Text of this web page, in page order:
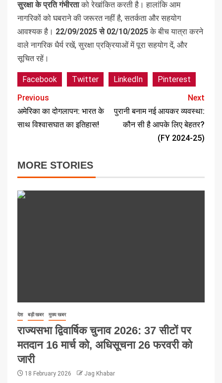
सुरक्षा के प्रति गंभीरताको रेखांकित करती है। हालांकि आम
नागरिकों को घबराने की जरूरत नहीं है, सतर्कता और सहयोग
आवश्यक है। 22/09/2025 से 02/10/2025के बीच यात्रा करने
वाले नागरिक धैर्य रखें, सुरक्षा प्रक्रियाओं में पूरा सहयोग दें, और
सूचित रहें।
Facebook Twitter LinkedIn
Pinterest
Previous
अमेरिका का दोगलापन: भारत के
साथ विश्वासघात का इतिहास!
Next
पुरानी बनाम नई आयकर व्यवस्था:
कौन सी है आपके लिए बेहतर?
(FY 2024-25)
MORE STORIES
देश बड़ी खबर मुख्य खबर
राज्यसभा द्विवार्षिक चुनाव 2026: 37 सीटों पर
मतदान 16 मार्च को, अधिसूचना 26 फरवरी को
जारी
18 February 2026 Jag Khabar